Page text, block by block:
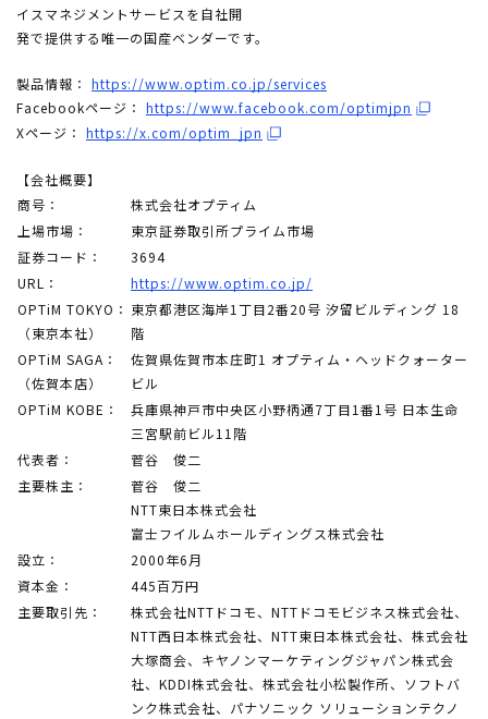
イスマネジメントサービスを自社開
発で提供する唯一の国産ベンダーです。
製品情報： https://www.optim.co.jp/services
Facebookページ： https://www.facebook.com/optimjpn
Xページ： https://x.com/optim_jpn
【会社概要】
商号：
株式会社オプティム
上場市場：
東京証券取引所プライム市場
証券コード：
3694
URL：
https://www.optim.co.jp/
OPTiM TOKYO：
（東京本社）
東京都港区海岸1丁目2番20号 汐留ビルディング 18
階
OPTiM SAGA：
（佐賀本店）
佐賀県佐賀市本庄町1 オプティム・ヘッドクォーター
ビル
OPTiM KOBE：
兵庫県神戸市中央区小野柄通7丁目1番1号 日本生命
三宮駅前ビル11階
代表者：
菅谷 俊二
主要株主：
菅谷 俊二
NTT東日本株式会社
富士フイルムホールディングス株式会社
設立：
2000年6月
資本金：
445百万円
主要取引先：
株式会社NTTドコモ、NTTドコモビジネス株式会社、
NTT西日本株式会社、NTT東日本株式会社、株式会社
大塚商会、キヤノンマーケティングジャパン株式会
社、KDDI株式会社、株式会社小松製作所、ソフトバ
ンク株式会社、パナソニック ソリューションテクノ